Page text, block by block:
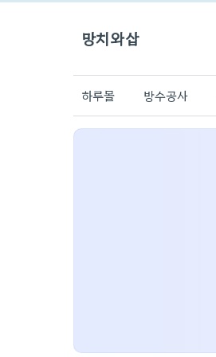
망치와삽
하루몰 방수공사